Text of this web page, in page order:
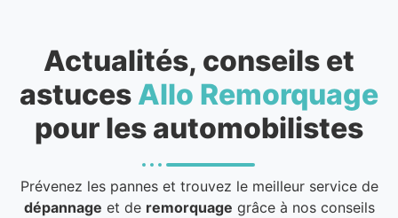
Actualités, conseils et
astuces Allo Remorquage
pour les automobilistes
Prévenez les pannes et trouvez le meilleur service de
dépannage et de remorquage grâce à nos conseils